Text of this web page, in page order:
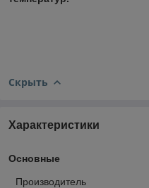
Скрыть
Характеристики
Основные
Производитель